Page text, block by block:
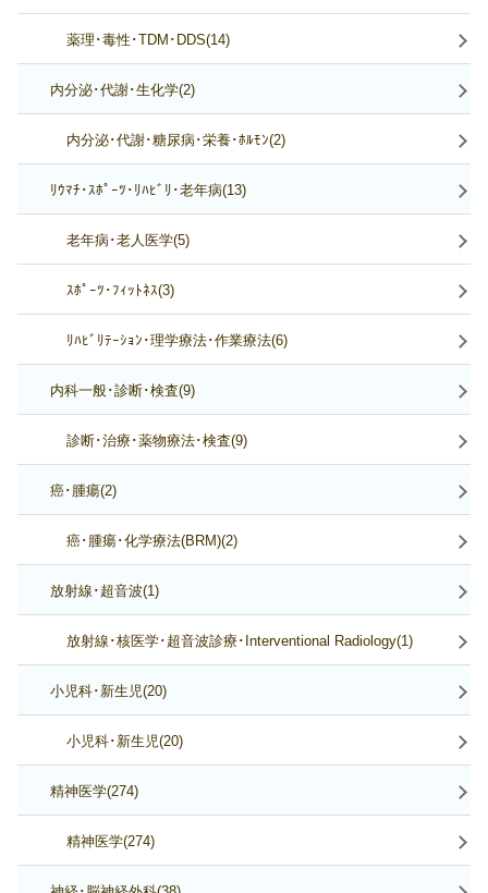
薬理･毒性･TDM･DDS(14)
内分泌･代謝･生化学(2)
内分泌･代謝･糖尿病･栄養･ﾎﾙﾓﾝ(2)
ﾘｳﾏﾁ･ｽﾎﾟｰﾂ･ﾘﾊﾋﾞﾘ･老年病(13)
老年病･老人医学(5)
ｽﾎﾟｰﾂ･ﾌｨｯﾄﾈｽ(3)
ﾘﾊﾋﾞﾘﾃｰｼｮﾝ･理学療法･作業療法(6)
内科一般･診断･検査(9)
診断･治療･薬物療法･検査(9)
癌･腫瘍(2)
癌･腫瘍･化学療法(BRM)(2)
放射線･超音波(1)
放射線･核医学･超音波診療･Interventional Radiology(1)
小児科･新生児(20)
小児科･新生児(20)
精神医学(274)
精神医学(274)